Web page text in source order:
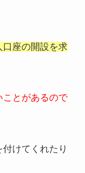
口座の開設を求
とがあるので
けてくれたり